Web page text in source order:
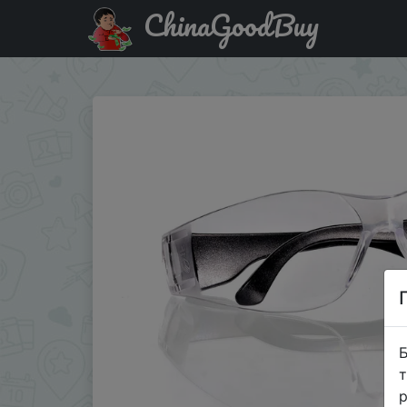
Придбати по знижці Защитные прозрачные открытые
ChinaGoodBuy